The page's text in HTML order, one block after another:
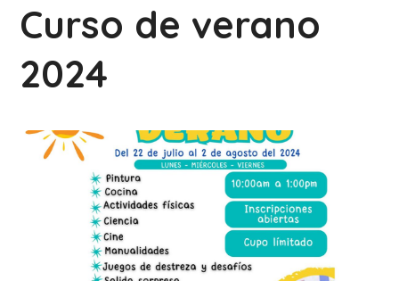
Curso de verano
2024